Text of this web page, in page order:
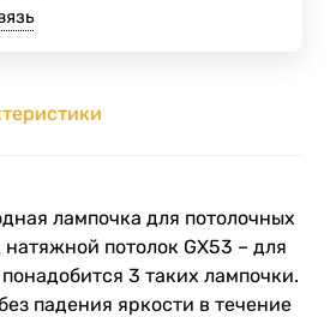
лампочка для потолочных
потолок GX53 – для
3 таких лампочки.
падения яркости в течение